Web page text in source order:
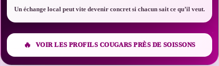
Un échange local peut vite devenir concret si chacun sait ce qu’il veut.
VOIR LES PROFILS COUGARS PRÈS DE SOISSONS